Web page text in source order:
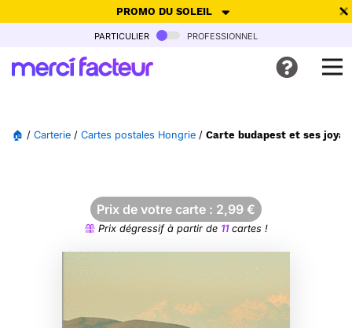
PROMO DU SOLEIL
-30% de réduction avec le code SUMMER26pour envoyer des
Ne plus afficher
particulier professionnel
🏠 / Carterie / Cartes postales Hongrie / Carte budapest et ses
Prix de votre carte : 2,99 €
Prix dégressif à partir de 11cartes !